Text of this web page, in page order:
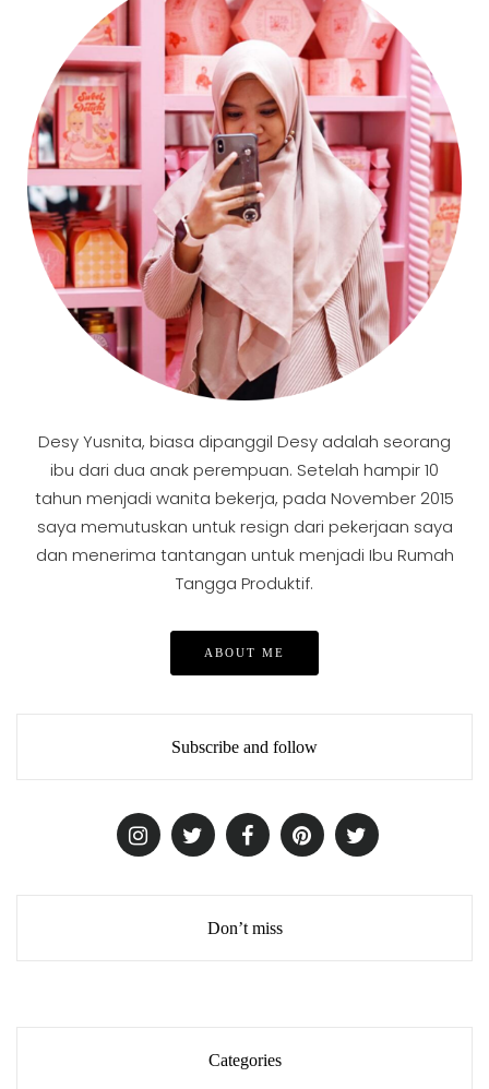
Desy Yusnita, biasa dipanggil Desy adalah seorang
ibu dari dua anak perempuan. Setelah hampir 10
tahun menjadi wanita bekerja, pada November 2015
saya memutuskan untuk resign dari pekerjaan saya
dan menerima tantangan untuk menjadi Ibu Rumah
Tangga Produktif.
ABOUT ME
Subscribe and follow
Don’t miss
Categories